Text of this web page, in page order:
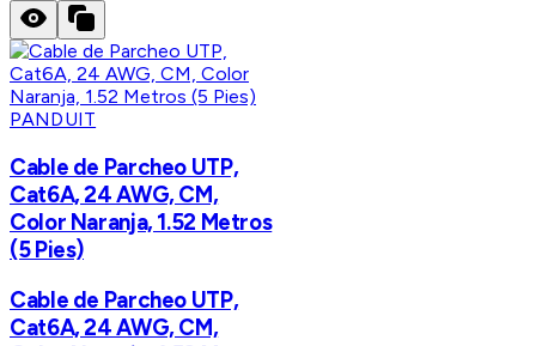
PANDUIT
Cable de Parcheo UTP,
Cat6A, 24 AWG, CM,
Color Naranja, 1.52 Metros
(5 Pies)
Cable de Parcheo UTP,
Cat6A, 24 AWG, CM,